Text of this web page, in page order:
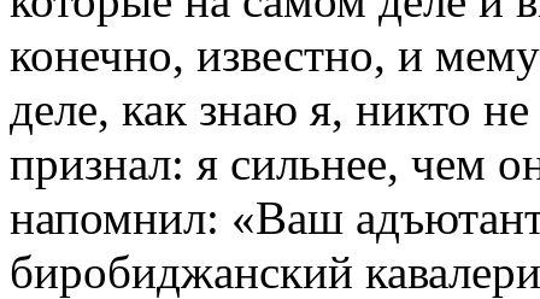
конечно, известно, и
деле, как знаю я, никто
признал: я сильнее, чем
напомнил: «Ваш
биробиджанский